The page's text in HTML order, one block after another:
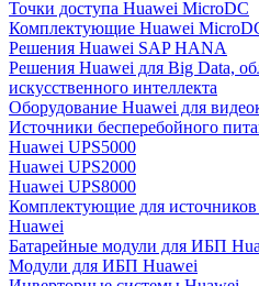
Точки доступа Huawei MicroDC
Комплектующие Huawei
Решения Huawei SAP HANA
Решения Huawei для Big Data,
искусственного интеллекта
Оборудование Huawei для
Источники бесперебойного
Huawei UPS5000
Huawei UPS2000
Huawei UPS8000
Комплектующие для источников
Huawei
Батарейные модули для ИБП
Модули для ИБП Huawei